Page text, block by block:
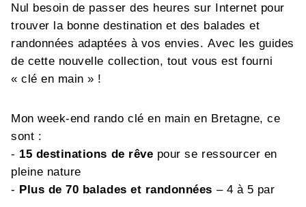
Nul besoin de passer des heures sur Internet pour
trouver la bonne destination et des balades et
randonnées adaptées à vos envies. Avec les guides
de cette nouvelle collection, tout vous est fourni
« clé en main » !
Mon week-end rando clé en main en Bretagne, ce
sont :
- 15 destinations de rêve pour se ressourcer en
pleine nature
- Plus de 70 balades et randonnées – 4 à 5 par